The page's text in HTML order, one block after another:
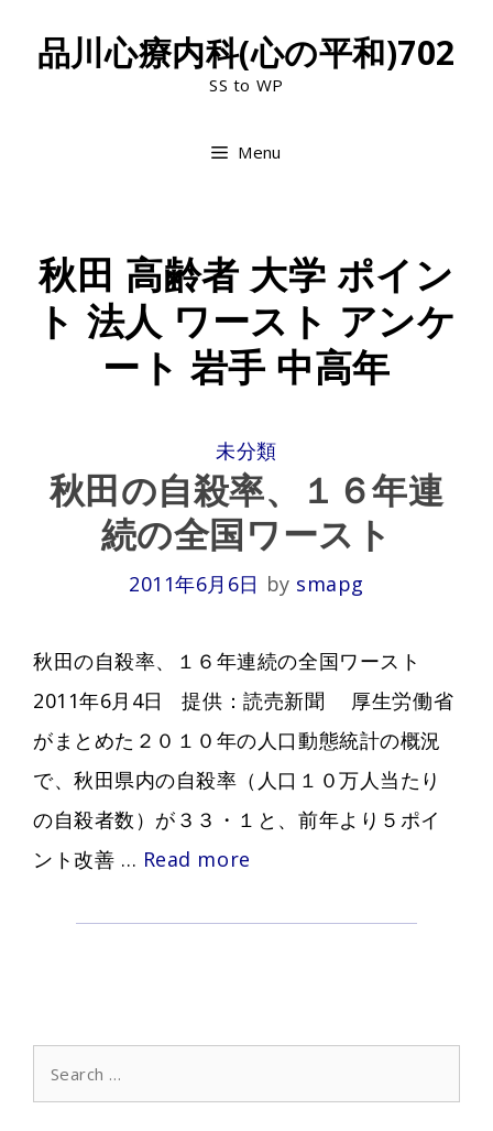
品川心療内科(心の平和)702
SS to WP
Menu
秋田 高齢者 大学 ポイン
ト 法人 ワースト アンケ
ート 岩手 中高年
CATEGORIES
未分類
秋田の自殺率、１６年連
続の全国ワースト
2011年6月6日 by smapg
秋田の自殺率、１６年連続の全国ワースト
2011年6月4日 提供：読売新聞 厚生労働省
がまとめた２０１０年の人口動態統計の概況
で、秋田県内の自殺率（人口１０万人当たり
の自殺者数）が３３・１と、前年より５ポイ
ント改善 … Read more
１